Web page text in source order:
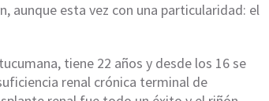
aunque esta vez con una particularidad: el
tiene 22 años y desde los 16 se
renal crónica terminal de